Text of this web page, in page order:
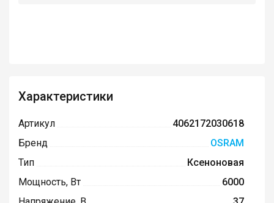
Характеристики
Артикул
4062172030618
Бренд
OSRAM
Тип
Ксеноновая
Мощность, Вт
6000